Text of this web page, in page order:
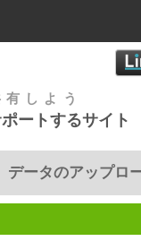
しよう
ートするサイト
データのアップロ